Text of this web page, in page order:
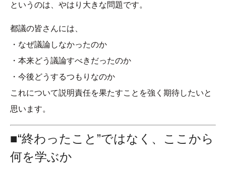
というのは、やはり大きな問題です。
都議の皆さんには、
・なぜ議論しなかったのか
・本来どう議論すべきだったのか
・今後どうするつもりなのか
これについて説明責任を果たすことを強く期待したいと
思います。
■“終わったこと”ではなく、ここから
何を学ぶか